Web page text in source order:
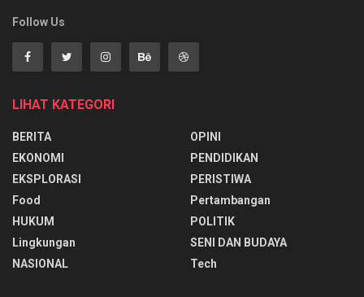
Follow Us
LIHAT KATEGORI
BERITA
EKONOMI
EKSPLORASI
Food
HUKUM
Lingkungan
NASIONAL
OPINI
PENDIDIKAN
PERISTIWA
Pertambangan
POLITIK
SENI DAN BUDAYA
Tech